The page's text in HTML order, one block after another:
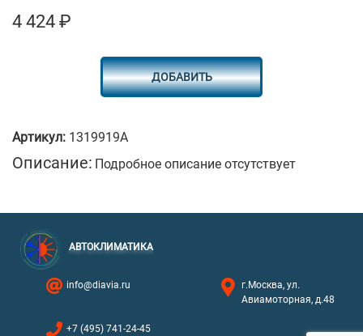
4 424 ₽
ДОБАВИТЬ
Артикул: 1319919A
Описание: Подробное описание отсутствует
АВТОКЛИМАТИКА
info@diavia.ru
г.Москва, ул.
Авиамоторная, д.48
+7 (495) 741-24-45